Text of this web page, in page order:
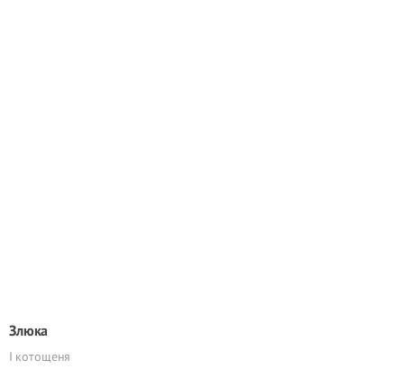
Злюка
І котощеня